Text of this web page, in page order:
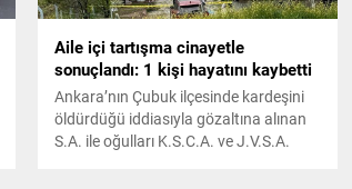
Aile içi tartışma cinayetle
sonuçlandı: 1 kişi hayatını kaybetti
Ankara’nın Çubuk ilçesinde kardeşini
öldürdüğü iddiasıyla gözaltına alınan
S.A. ile oğulları K.S.C.A. ve J.V.S.A.